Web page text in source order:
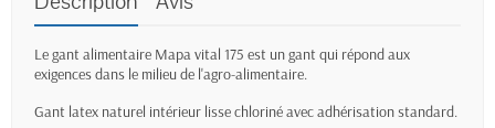
Le gant alimentaire Mapa vital 175 est un gant qui répond aux
exigences dans le milieu de l'agro-alimentaire.
Gant latex naturel intérieur lisse chloriné avec adhérisation standard.